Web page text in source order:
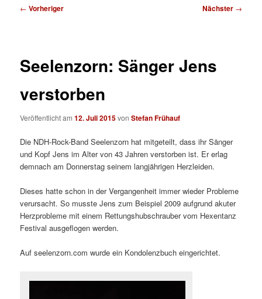
Beitragsnavigation
← Vorheriger Nächster →
Seelenzorn: Sänger Jens
verstorben
Veröffentlicht am12. Juli 2015vonStefan Frühauf
Die NDH-Rock-Band Seelenzorn hat mitgeteilt, dass ihr Sänger
und Kopf Jens im Alter von 43 Jahren verstorben ist. Er erlag
demnach am Donnerstag seinem langjährigen Herzleiden.
Dieses hatte schon in der Vergangenheit immer wieder Probleme
verursacht. So musste Jens zum Beispiel 2009 aufgrund akuter
Herzprobleme mit einem Rettungshubschrauber vom Hexentanz
Festival ausgeflogen werden.
Auf seelenzorn.com wurde ein Kondolenzbuch eingerichtet.